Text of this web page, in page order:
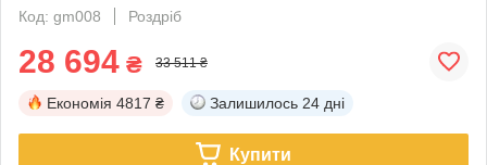
Код: gm008
Роздріб
28 694 ₴ 33 511 ₴
Економія 4817 ₴ Залишилось 24 дні
Купити